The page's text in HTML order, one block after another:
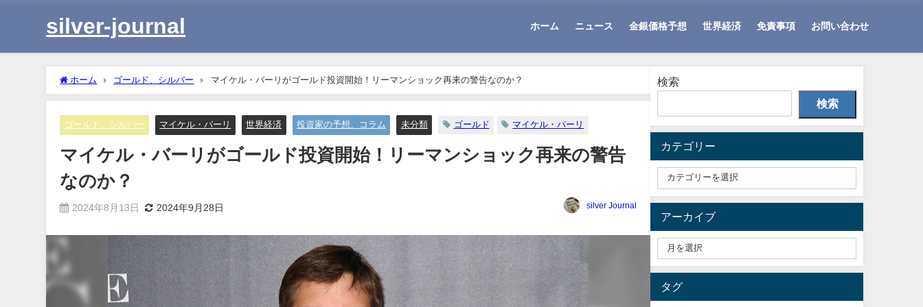
silver-journal ホーム ニュース 金銀価格予想 世界経済 免責事項 お問い合わせ
ホーム ゴールド、シルバー マイケル・バーリがゴールド投資開始！リーマンショック再来の警告なのか？
ゴールド、シルバー マイケル・バーリ 世界経済 投資家の予想、コラム 未分類 ゴールド マイケル・バーリ
マイケル・バーリがゴールド投資開始！リーマンショック再来の警告
なのか？
2024年8月13日 2024年9月28日 silver Journal
検索
検索
カテゴリー
アーカイブ
タグ